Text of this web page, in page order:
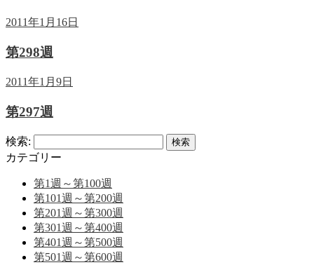
2011年1月16日
第298週
2011年1月9日
第297週
検索:
カテゴリー
第1週～第100週
第101週～第200週
第201週～第300週
第301週～第400週
第401週～第500週
第501週～第600週